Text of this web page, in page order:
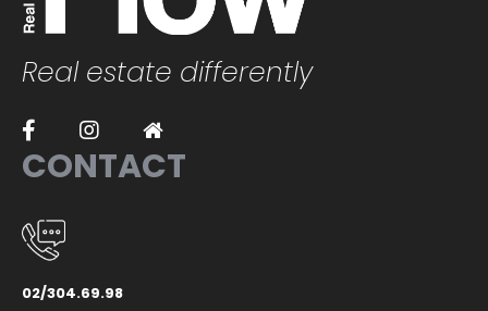
Real estate differently
CONTACT
02/304.69.98